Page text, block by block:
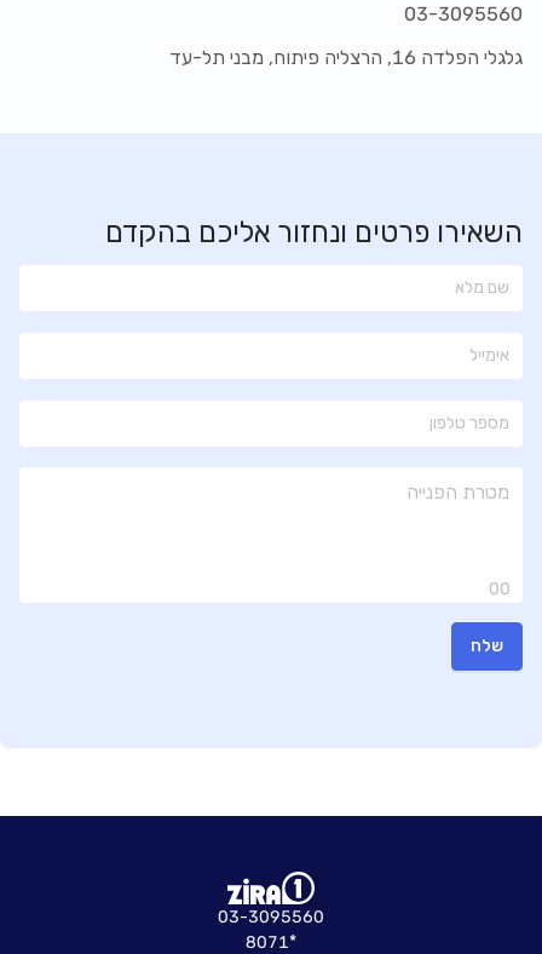
03-3095560
גלגלי הפלדה 16, הרצליה פיתוח, מבני תל-עד
השאירו פרטים ונחזור אליכם בהקדם
00
שלח
03-3095560
8071*